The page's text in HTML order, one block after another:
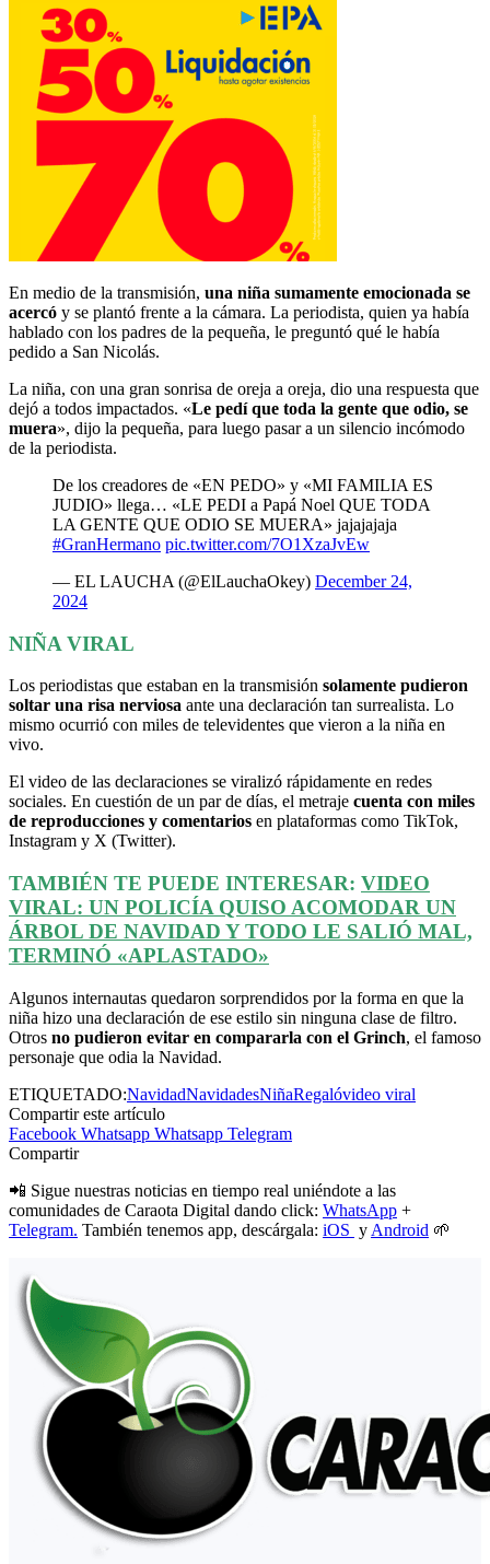
En medio de la transmisión, una niña sumamente emocionada se
acercó y se plantó frente a la cámara. La periodista, quien ya había
hablado con los padres de la pequeña, le preguntó qué le había
pedido a San Nicolás.
La niña, con una gran sonrisa de oreja a oreja, dio una respuesta que
dejó a todos impactados. «Le pedí que toda la gente que odio, se
muera», dijo la pequeña, para luego pasar a un silencio incómodo
de la periodista.
De los creadores de «EN PEDO» y «MI FAMILIA ES
JUDIO» llega… «LE PEDI a Papá Noel QUE TODA
LA GENTE QUE ODIO SE MUERA» jajajajaja
#GranHermano pic.twitter.com/7O1XzaJvEw
— EL LAUCHA (@ElLauchaOkey) December 24,
2024
NIÑA VIRAL
Los periodistas que estaban en la transmisión solamente pudieron
soltar una risa nerviosa ante una declaración tan surrealista. Lo
mismo ocurrió con miles de televidentes que vieron a la niña en
vivo.
El video de las declaraciones se viralizó rápidamente en redes
sociales. En cuestión de un par de días, el metraje cuenta con miles
de reproducciones y comentarios en plataformas como TikTok,
Instagram y X (Twitter).
TAMBIÉN TE PUEDE INTERESAR: VIDEO
VIRAL: UN POLICÍA QUISO ACOMODAR UN
ÁRBOL DE NAVIDAD Y TODO LE SALIÓ MAL,
TERMINÓ «APLASTADO»
Algunos internautas quedaron sorprendidos por la forma en que la
niña hizo una declaración de ese estilo sin ninguna clase de filtro.
Otros no pudieron evitar en compararla con el Grinch, el famoso
personaje que odia la Navidad.
ETIQUETADO:NavidadNavidadesNiñaRegalóvideo viral
Compartir este artículo
Facebook Whatsapp Whatsapp Telegram
Compartir
📲 Sigue nuestras noticias en tiempo real uniéndote a las
comunidades de Caraota Digital dando click: WhatsApp +
Telegram. También tenemos app, descárgala: iOS y Android 🌱